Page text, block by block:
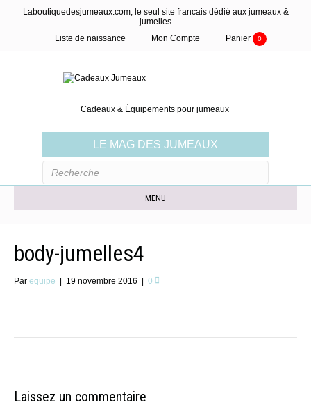
Laboutiquedesjumeaux.com, le seul site francais dédié aux jumeaux &
jumelles
Liste de naissance
Mon Compte Panier 0
Cadeaux & Équipements pour jumeaux
LE MAG DES JUMEAUX
MENU
body-jumelles4
Par equipe 19 novembre 2016 0
Laissez un commentaire